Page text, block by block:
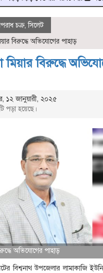
চক্র,সিলেট
বিরুদ্ধে অভিযোগের পাহাড়
মিয়ার বিরুদ্ধে
১২ জানুয়ারী, ২০২৫
পড়া হয়েছে।
অভিযোগের পাহাড়
বিশ্বনাথ উপজেলার লামাকাজি